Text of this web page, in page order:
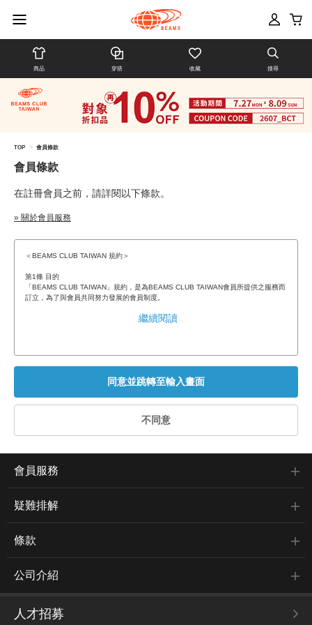
商品 穿搭 收藏 搜尋
TOP > 會員條款
會員條款
在註冊會員之前，請詳閱以下條款。
» 關於會員服務
＜BEAMS CLUB TAIWAN 規約＞
第1條 目的
「BEAMS CLUB TAIWAN」規約，是為BEAMS CLUB TAIWAN會員所提供之服務而
繼續閱讀
會員服務
疑難排解
條款
公司介紹
人才招募